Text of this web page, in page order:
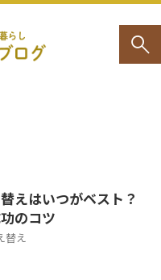
えはいつがベスト？
のコツ
替え